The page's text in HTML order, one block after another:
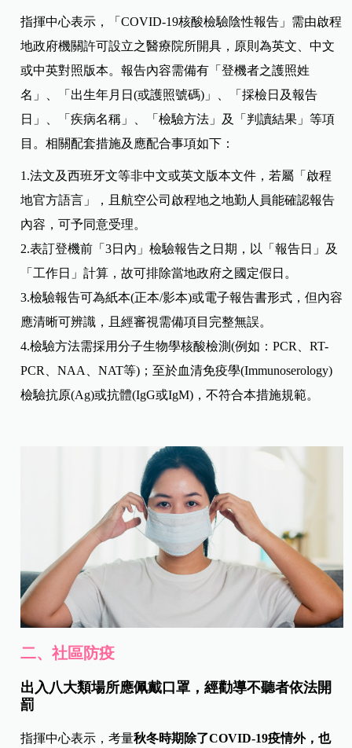
指揮中心表示，「COVID-19核酸檢驗陰性報告」需由啟程
地政府機關許可設立之醫療院所開具，原則為英文、中文
或中英對照版本。報告內容需備有「登機者之護照姓
名」、「出生年月日(或護照號碼)」、「採檢日及報告
日」、「疾病名稱」、「檢驗方法」及「判讀結果」等項
目。相關配套措施及應配合事項如下：
1.法文及西班牙文等非中文或英文版本文件，若屬「啟程
地官方語言」，且航空公司啟程地之地勤人員能確認報告
內容，可予同意受理。
2.表訂登機前「3日內」檢驗報告之日期，以「報告日」及
「工作日」計算，故可排除當地政府之國定假日。
3.檢驗報告可為紙本(正本/影本)或電子報告書形式，但內容
應清晰可辨識，且經審視需備項目完整無誤。
4.檢驗方法需採用分子生物學核酸檢測(例如：PCR、RT-
PCR、NAA、NAT等)；至於血清免疫學(Immunoserology)
檢驗抗原(Ag)或抗體(IgG或IgM)，不符合本措施規範。
二、社區防疫
出入八大類場所應佩戴口罩，經勸導不聽者依法開
罰
指揮中心表示，考量秋冬時期除了COVID-19疫情外，也